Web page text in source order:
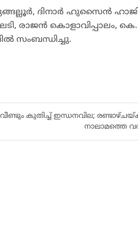
ദിനാർ ഹുസൈൻ
രാജൻ കൊളാവിപ്പാലം, കെ.
സംബന്ധിച്ചു.
വീണ്ടും കുതിച്ച് ഇന്ധനവില;
നാലാമത്തെ